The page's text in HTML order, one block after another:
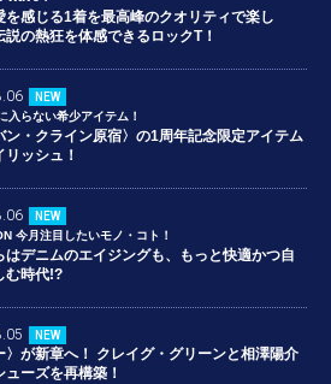
を感じる1着を最高峰のクオリティで楽し
の熱狂を体感できるロックT！
NEW
入らない希少アイテム！
ン・クライン原宿〉の1周年記念限定アイテム
ッシュ！
NEW
今月注目したいモノ・コト！
はデニムのエイジングも、もっと快適かつ自
む時代!?
NEW
〉が新章へ！ クレイグ・グリーンと相澤陽介
ューズを再構築！